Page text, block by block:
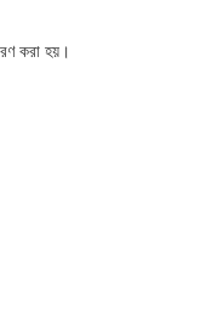
করা হয়।